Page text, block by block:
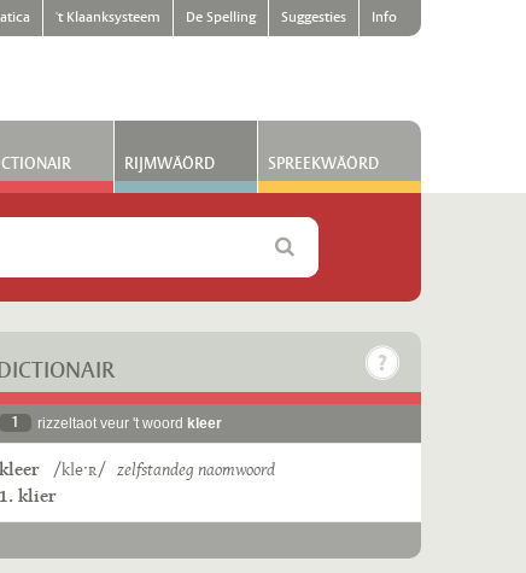
't Klaanksysteem De Spelling Suggesties Info
RIJMWÄÖRD SPREEKWÄÖRD
1 rizzeltaot veur 't woord kleer
kleer /kleˑʀ/ zelfstandeg naomwoord
1. klier